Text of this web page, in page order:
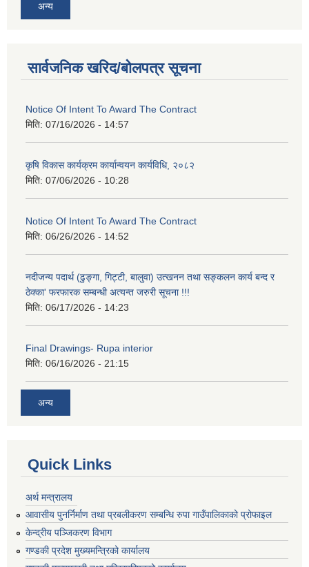
अन्य
सार्वजनिक खरिद/बोलपत्र सूचना
Notice Of Intent To Award The Contract
मिति: 07/16/2026 - 14:57
कृषि विकास कार्यक्रम कार्यान्वयन कार्यविधि, २०८२
मिति: 07/06/2026 - 10:28
Notice Of Intent To Award The Contract
मिति: 06/26/2026 - 14:52
नदीजन्य पदार्थ (ढुङ्गा, गिट्टी, बालुवा) उत्खनन तथा सङ्कलन कार्य बन्द र
ठेक्का' फरफारक सम्बन्धी अत्यन्त जरुरी सूचना !!!
मिति: 06/17/2026 - 14:23
Final Drawings- Rupa interior
मिति: 06/16/2026 - 21:15
अन्य
Quick Links
अर्थ मन्त्रालय
आवासीय पुनर्निर्माण तथा प्रबलीकरण सम्बन्धि रुपा गाउँपालिकाको प्रोफाइल
केन्द्रीय पञ्जिकरण विभाग
गण्डकी प्रदेश मुख्यमन्त्रिको कार्यालय